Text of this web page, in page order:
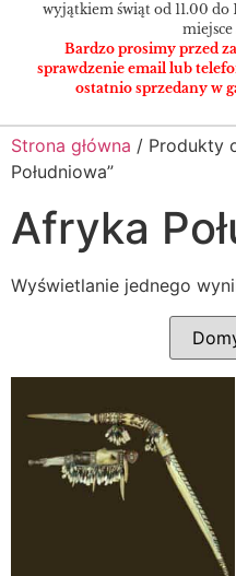
wyjątkiem świąt od 11.00 do
miejsce
Bardzo prosimy przed
sprawdzenie email lub
ostatnio sprzedany w
Strona główna / Produkty
Południowa”
Afryka
Wyświetlanie jednego